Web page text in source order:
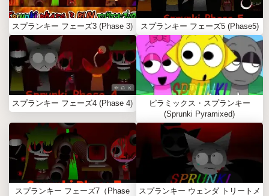
スプランキー フェーズ3 (Phase 3) スプランキー フェーズ5 (Phase5)
スプランキー フェーズ4 (Phase 4)
ピラミックス・スプランキー
(Sprunki Pyramixed)
スプランキー フェーズ7（Phase
スプランキー ウェンダ トリートメ